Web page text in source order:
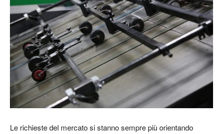
Le richieste del mercatosi stanno sempre più orientando